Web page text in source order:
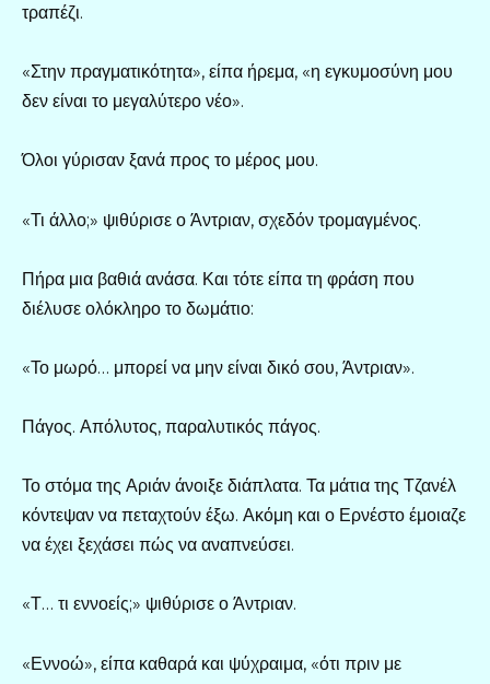
τραπέζι.
«Στην πραγματικότητα», είπα ήρεμα, «η εγκυμοσύνη μου
δεν είναι το μεγαλύτερο νέο».
Όλοι γύρισαν ξανά προς το μέρος μου.
«Τι άλλο;» ψιθύρισε ο Άντριαν, σχεδόν τρομαγμένος.
Πήρα μια βαθιά ανάσα. Και τότε είπα τη φράση που
διέλυσε ολόκληρο το δωμάτιο:
«Το μωρό… μπορεί να μην είναι δικό σου, Άντριαν».
Πάγος. Απόλυτος, παραλυτικός πάγος.
Το στόμα της Αριάν άνοιξε διάπλατα. Τα μάτια της Τζανέλ
κόντεψαν να πεταχτούν έξω. Ακόμη και ο Ερνέστο έμοιαζε
να έχει ξεχάσει πώς να αναπνεύσει.
«Τ… τι εννοείς;» ψιθύρισε ο Άντριαν.
«Εννοώ», είπα καθαρά και ψύχραιμα, «ότι πριν με